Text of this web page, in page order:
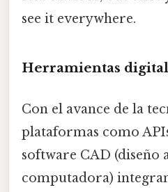
see it everywhere.
Herramientas
Con el avance de la
plataformas como
software CAD (diseño
computadora)